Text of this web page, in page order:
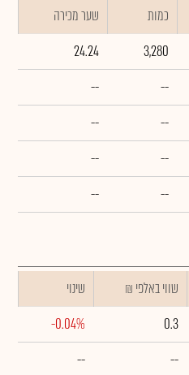
כמות
שער מכירה
3,280
24.24
--
--
--
--
--
--
--
--
₪ שווי באלפי
שינוי
0.3
-0.04%
--
--